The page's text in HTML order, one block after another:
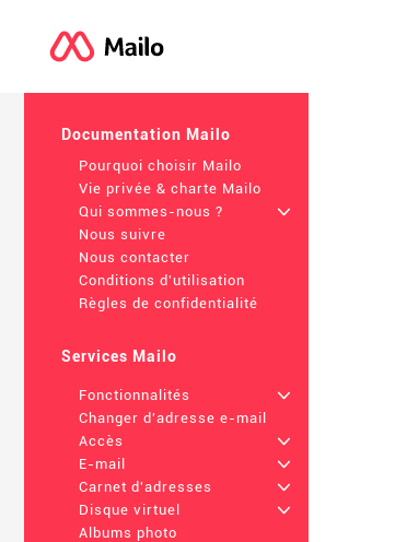
Documentation Mailo
Pourquoi choisir Mailo
Vie privée & charte Mailo
Qui sommes-nous ?
+
Nous suivre
Nous contacter
Conditions d'utilisation
Règles de confidentialité
Services Mailo
Fonctionnalités
+
Changer d'adresse e-mail
Accès
+
E-mail
+
Carnet d'adresses
+
Disque virtuel
+
Albums photo